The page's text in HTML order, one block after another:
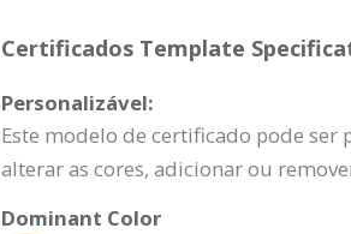
Certificados Template
Personalizável:
Este modelo de certificado pode ser
alterar as cores, adicionar ou
Dominant Color